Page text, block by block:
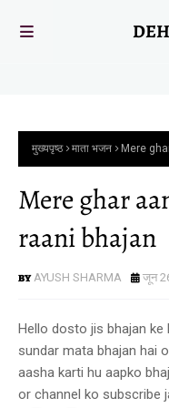
मुख्यपृष्ठ माता भजन Mere
Mere ghar
raani bhajan
AYUSH SHARMA जून
Hello dosto jis bhajan
sundar mata bhajan hai
aasha karti hu aapko
or channel ko subscribe